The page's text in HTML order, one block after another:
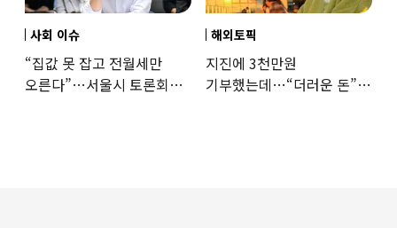
사회 이슈
“집값 못 잡고 전월세만
오른다”…서울시 토론회서
해외토픽
지진에 3천만원
기부했는데…“더러운 돈”